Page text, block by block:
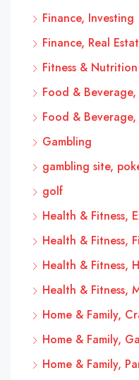
Finance, Investing
Finance, Real
Fitness & Nutrition
Food &
Food &
Gambling
gambling site,
golf
Health & Fitness,
Health & Fitness,
Health & Fitness,
Health & Fitness,
Home & Family,
Home & Family,
Home & Family,